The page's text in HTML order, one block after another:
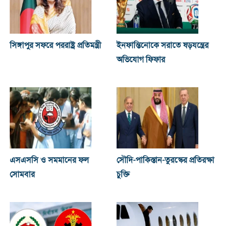
সিঙ্গাপুর সফরে পররাষ্ট্র প্রতিমন্ত্রী
ইনফান্তিনোকে সরাতে ষড়যন্ত্রের
অভিযোগ ফিফার
এসএসসি ও সমমানের ফল
সোমবার
সৌদি-পাকিস্তান-তুরস্কের প্রতিরক্ষা
চুক্তি